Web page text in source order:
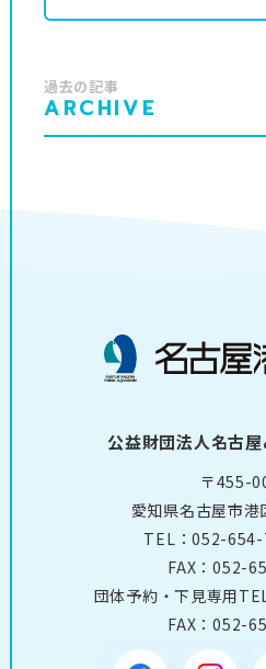
過去の記事
ARCHIVE
公益財団法人名古
〒455-
愛知県名古屋市
TEL：052-654-
FAX：052-
団体予約・下見専用
FAX：052-